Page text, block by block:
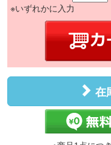
※いずれかに入力
在